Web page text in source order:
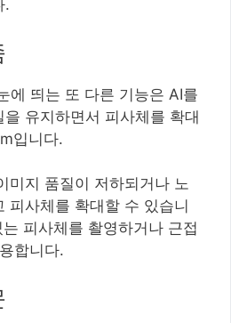
.
에 띄는 또 다른 기능은 AI를
유지하면서 피사체를 확대
입니다.
미지 품질이 저하되거나 노
피사체를 확대할 수 있습니
피사체를 촬영하거나 근접
합니다.